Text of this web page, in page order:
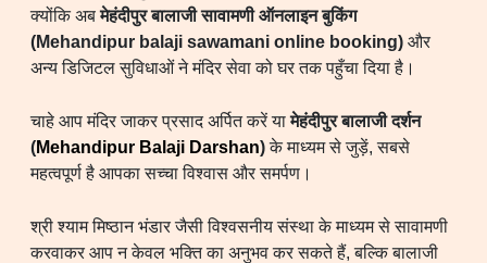
क्योंकि अबमेहंदीपुर बालाजी सावामणी ऑनलाइन बुकिंग
(Mehandipur balaji sawamani online booking) और
अन्य डिजिटल सुविधाओं ने मंदिर सेवा को घर तक पहुँचा दिया है।
चाहे आप मंदिर जाकर प्रसाद अर्पित करें यामेहंदीपुर बालाजी दर्शन
(Mehandipur Balaji Darshan)के माध्यम से जुड़ें, सबसे
महत्वपूर्ण है आपका सच्चा विश्वास और समर्पण।
श्री श्याम मिष्ठान भंडार जैसी विश्वसनीय संस्था के माध्यम से सावामणी
करवाकर आप न केवल भक्ति का अनुभव कर सकते हैं, बल्कि बालाजी